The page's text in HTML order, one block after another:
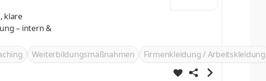
klare
– intern &
Weiterbildungsmaßnahmen
Firmenkleidung / Arbeitskleidung